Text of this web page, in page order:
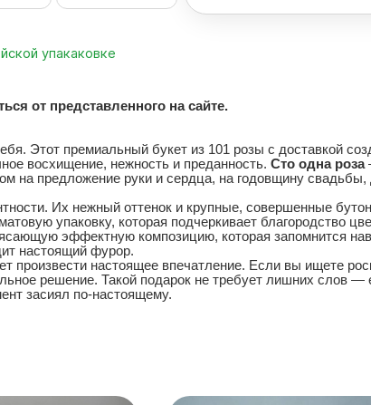
упакаковке
от представленного на сайте.
Этот премиальный букет из 101 розы с доставкой
восхищение, нежность и преданность. Сто одна роза
на предложение руки и сердца, на годовщину
Их нежный оттенок и крупные, совершенные
упаковку, которая подчеркивает благородство
эффектную композицию, которая запомнится
настоящий фурор.
произвести настоящее впечатление. Если вы ищете
решение. Такой подарок не требует лишних слов —
засиял по-настоящему.